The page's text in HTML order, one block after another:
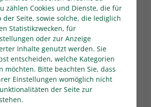
entscheiden. Zuletzt musste sich
der zweiten Mannschaft des SC
geschlagen geben (1:3).
ersten Hälfte waren wir gar nicht
dem Platz. Unter dem Strich war
Niederlage", meinte Uerdingens
Lewejohann, der gegen die
eine Steigerung hofft. Angreifer
fehlt gelbgesperrt.
zählen Cookies und Dienste, die für
der Seite, sowie solche, die lediglich
Statistikzwecken, für
oder zur Anzeige
Inhalte genutzt werden. Sie
entscheiden, welche Kategorien
möchten. Bitte beachten Sie, dass
Einstellungen womöglich nicht
der Seite zur